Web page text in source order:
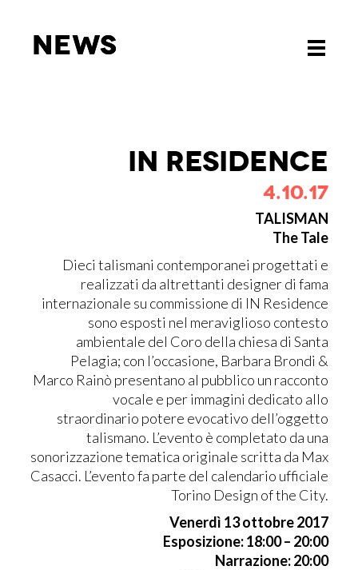
Toggle
News
Toggle
News
IN RE­SI­DEN­CE
4.10.17
TALISMAN
The Tale
Dieci talismani contemporanei progettati e
realizzati da altrettanti designer di fama
internazionale su commissione di IN Residence
sono esposti nel meraviglioso contesto
ambientale del Coro della chiesa di Santa
Pelagia; con l’occasione, Barbara Brondi &
Marco Rainò presentano al pubblico un racconto
vocale e per immagini dedicato allo
straordinario potere evocativo dell’oggetto
talismano. L’evento è completato da una
sonorizzazione tematica originale scritta da Max
Casacci. L’evento fa parte del calendario ufficiale
Torino Design of the City.
Venerdì 13 ottobre 2017
Esposizione: 18:00 – 20:00
Narrazione: 20:00